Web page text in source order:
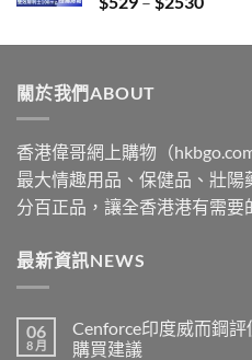
$529
關於我們ABOUT
香港偉哥網上購物（
最大情趣用品、保健品、壯
分百正品，讓全香港港有需要
最新資訊NEWS
06
8 月
Cenforce印度威而鋼
購買建議